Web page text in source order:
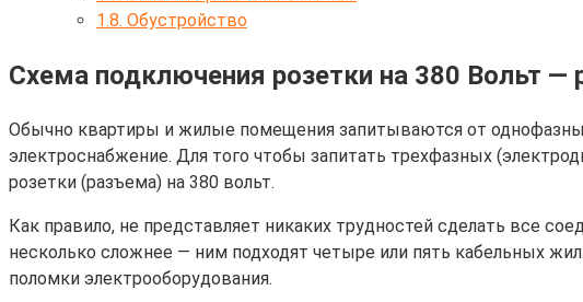
1.8. Обустройство
Схема подключения розетки на 380 Вольт —
Обычно квартиры и жилые помещения запитываются от
электроснабжение. Для того чтобы запитать трехфазных
розетки (разъема) на 380 вольт.
Как правило, не представляет никаких трудностей сделать все
несколько сложнее — ним подходят четыре или пять кабельных
поломки электрооборудования.